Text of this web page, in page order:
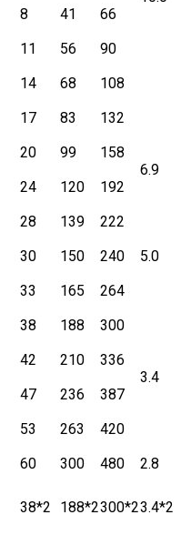
8 41
66
11 56
90
14 68
108
17 83
132
20 99
158
6.9
24 120
192
28 139
222
5.0
30 150
240
33 165
264
38 188 300
3.4
42 210
336
47 236
387
53 263
420
60 300 480
2.8
38*2 188*2300*23.4*2